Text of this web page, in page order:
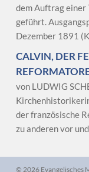
dem Auftrag
geführt.
Dezember 1891
CALVIN, DER
von LUDWIG
der französische
zu anderen vor
© 2026 Evangelisches